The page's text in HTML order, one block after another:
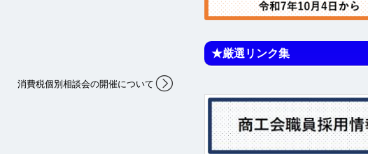
消費税個別相談会の開催について
★厳選リンク集